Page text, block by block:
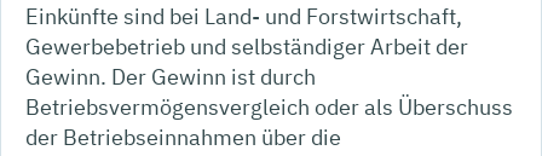
Einkünfte sind bei Land- und Forstwirtschaft,
Gewerbebetrieb und selbständiger Arbeit der
Gewinn. Der Gewinn ist durch
Betriebsvermögensvergleich oder als Überschuss
der Betriebseinnahmen über die